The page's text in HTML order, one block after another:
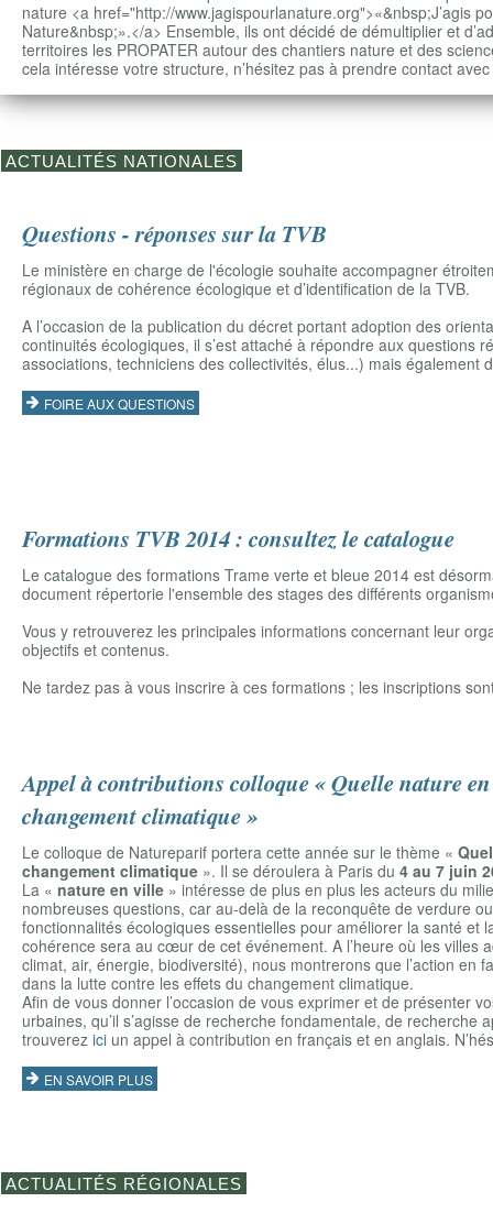
nature <a href="http://www.jagispourlanature.org">«&nbsp;J’agis
Nature&nbsp;».</a> Ensemble, ils ont décidé de démultiplier et
territoires les PROPATER autour des chantiers nature et des
cela intéresse votre structure, n’hésitez pas à prendre contact
ACTUALITÉS NATIONALES
Questions - réponses sur la TVB
Le ministère en charge de l'écologie souhaite accompagner
régionaux de cohérence écologique et d’identification de la TVB.
A l’occasion de la publication du décret portant adoption des
continuités écologiques, il s’est attaché à répondre aux questions
associations, techniciens des collectivités, élus...) mais également
FOIRE AUX QUESTIONS
Formations TVB 2014 : consultez le catalogue
Le catalogue des formations Trame verte et bleue 2014 est
document répertorie l'ensemble des stages des différents
Vous y retrouverez les principales informations concernant leur
objectifs et contenus.
Ne tardez pas à vous inscrire à ces formations ; les inscriptions
Appel à contributions colloque « Quelle nature
changement climatique »
Le colloque de Natureparif portera cette année sur le thème «
changement climatique ». Il se déroulera à Paris du 4 au 7 juin
La « nature en ville » intéresse de plus en plus les acteurs du
nombreuses questions, car au-delà de la reconquête de verdure
fonctionnalités écologiques essentielles pour améliorer la santé
cohérence sera au cœur de cet événement. A l’heure où les villes
climat, air, énergie, biodiversité), nous montrerons que l’action
dans la lutte contre les effets du changement climatique.
Afin de vous donner l’occasion de vous exprimer et de présenter
urbaines, qu’il s’agisse de recherche fondamentale, de
trouverez ici un appel à contribution en français et en anglais.
EN SAVOIR PLUS
ACTUALITÉS RÉGIONALES